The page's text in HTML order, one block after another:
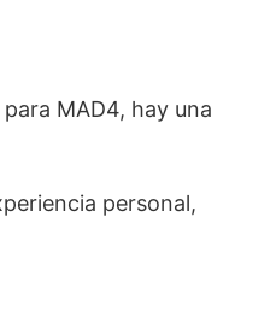
MAD4, hay una
personal,